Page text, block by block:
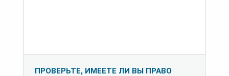
ПРОВЕРЬТЕ, ИМЕЕТЕ ЛИ ВЫ ПРАВО